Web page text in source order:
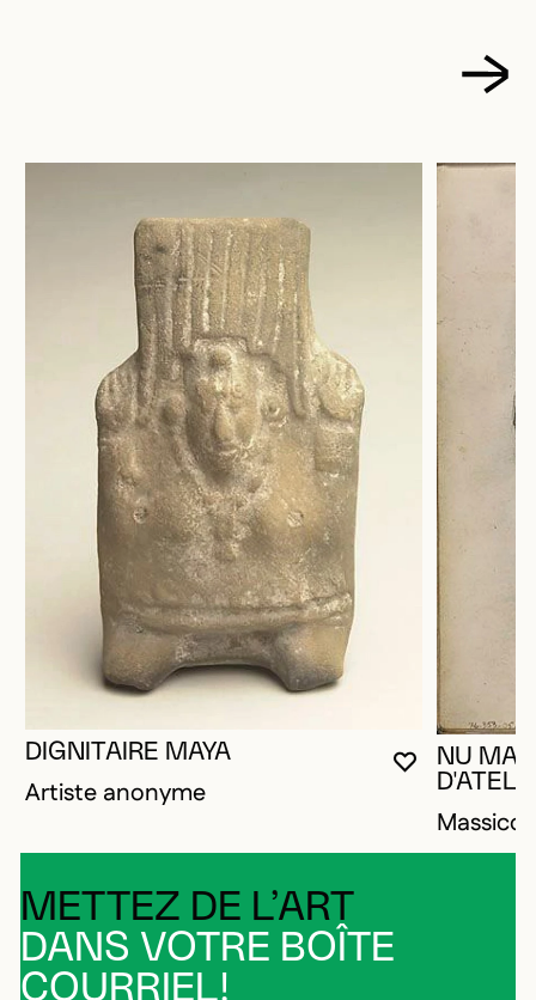
VOUS
FERMER
OUVRIR LA
DIGNITAIRE MAYA
Artiste anonyme
NU
METTEZ DE L’ART
DANS VOTRE BOÎTE
COURRIEL!